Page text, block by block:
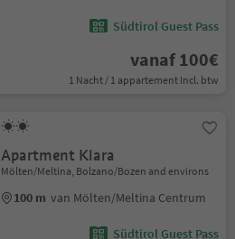
Südtirol Guest Pass
vanaf 100€
1 Nacht / 1 appartement Incl. btw
Apartment Klara
Mölten/Meltina, Bolzano/Bozen and environs
100 m van Mölten/Meltina Centrum
Südtirol Guest Pass